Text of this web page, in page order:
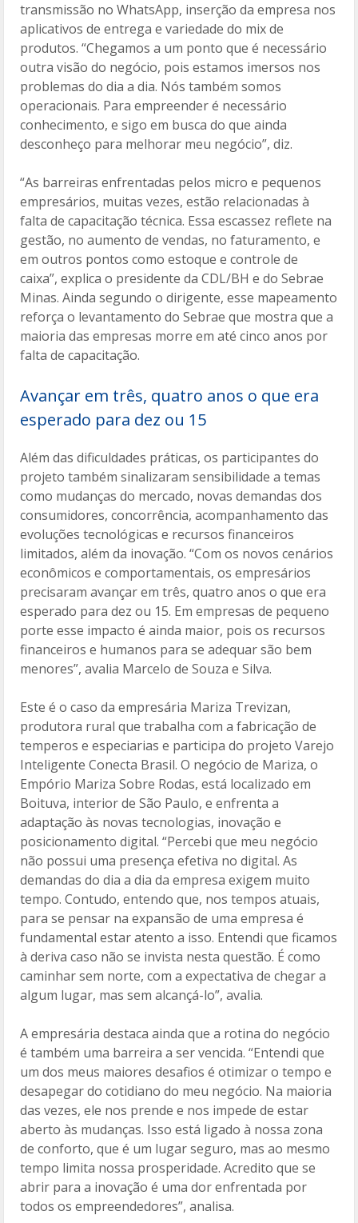
transmissão no WhatsApp, inserção da empresa nos
aplicativos de entrega e variedade do mix de
produtos. “Chegamos a um ponto que é necessário
outra visão do negócio, pois estamos imersos nos
problemas do dia a dia. Nós também somos
operacionais. Para empreender é necessário
conhecimento, e sigo em busca do que ainda
desconheço para melhorar meu negócio”, diz.
“As barreiras enfrentadas pelos micro e pequenos
empresários, muitas vezes, estão relacionadas à
falta de capacitação técnica. Essa escassez reflete na
gestão, no aumento de vendas, no faturamento, e
em outros pontos como estoque e controle de
caixa”, explica o presidente da CDL/BH e do Sebrae
Minas. Ainda segundo o dirigente, esse mapeamento
reforça o levantamento do Sebrae que mostra que a
maioria das empresas morre em até cinco anos por
falta de capacitação.
Avançar em três, quatro anos o que era
esperado para dez ou 15
Além das dificuldades práticas, os participantes do
projeto também sinalizaram sensibilidade a temas
como mudanças do mercado, novas demandas dos
consumidores, concorrência, acompanhamento das
evoluções tecnológicas e recursos financeiros
limitados, além da inovação. “Com os novos cenários
econômicos e comportamentais, os empresários
precisaram avançar em três, quatro anos o que era
esperado para dez ou 15. Em empresas de pequeno
porte esse impacto é ainda maior, pois os recursos
financeiros e humanos para se adequar são bem
menores”, avalia Marcelo de Souza e Silva.
Este é o caso da empresária Mariza Trevizan,
produtora rural que trabalha com a fabricação de
temperos e especiarias e participa do projeto Varejo
Inteligente Conecta Brasil. O negócio de Mariza, o
Empório Mariza Sobre Rodas, está localizado em
Boituva, interior de São Paulo, e enfrenta a
adaptação às novas tecnologias, inovação e
posicionamento digital. “Percebi que meu negócio
não possui uma presença efetiva no digital. As
demandas do dia a dia da empresa exigem muito
tempo. Contudo, entendo que, nos tempos atuais,
para se pensar na expansão de uma empresa é
fundamental estar atento a isso. Entendi que ficamos
à deriva caso não se invista nesta questão. É como
caminhar sem norte, com a expectativa de chegar a
algum lugar, mas sem alcançá-lo”, avalia.
A empresária destaca ainda que a rotina do negócio
é também uma barreira a ser vencida. “Entendi que
um dos meus maiores desafios é otimizar o tempo e
desapegar do cotidiano do meu negócio. Na maioria
das vezes, ele nos prende e nos impede de estar
aberto às mudanças. Isso está ligado à nossa zona
de conforto, que é um lugar seguro, mas ao mesmo
tempo limita nossa prosperidade. Acredito que se
abrir para a inovação é uma dor enfrentada por
todos os empreendedores”, analisa.